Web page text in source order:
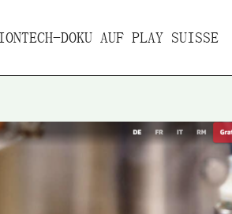
DOKU AUF PLAY SUISSE
Essays/Interviews Vorträge